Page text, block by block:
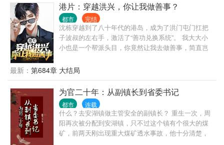
港片：穿越洪兴，你让我做善事？
都市 完结
沈栋穿越到了八十年代的港岛，成为了洪门屯门扛把
子波叔的左右手，激活了“善功兑换系统”。 我大大小
小也是一个帮派头目，你竟然让我去做善事，简直岂
100点。” “恭喜你率领小弟做起了正当生意，奖励善功
500点。” “恭喜你资助福利院五百万，奖励善功5000
点。” ...... 在发现善功能够用来兑换各种东西后，沈栋
彻底爱上了做善事。 黄志诚：一千万善款？你确定捐
款人是洪兴的扛把子？ 李文彬：很难相信这个与孩子
们玩在一起的人是个江湖大佬。 陆启昌：沈栋有慈善
护体，我们动不了他。 ...... 我是洪兴扛把子沈栋，一
不留神，从一个古惑仔变成了港岛最有名的大富豪和
最新： 第684章 大结局
为官二十年：从副镇长到省委书记
都市 连载
什么？去安湖镇做主管安全的副镇长？ 重生一次，周
阳再次被分配到安湖镇，只不过这个镇有个很大的煤
矿，前两天刚出现重大煤矿透水事故，他十分清楚，